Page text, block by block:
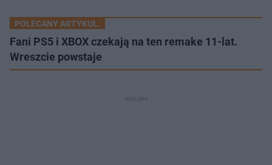
POLECANY ARTYKUŁ:
Fani PS5 i XBOX czekają na ten remake 11-lat.
Wreszcie powstaje